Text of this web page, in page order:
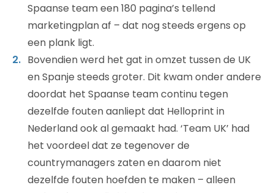
Spaanse team een 180 pagina’s tellend
marketingplan af – dat nog steeds ergens op
een plank ligt.
Bovendien werd het gat in omzet tussen de UK
en Spanje steeds groter. Dit kwam onder andere
doordat het Spaanse team continu tegen
dezelfde fouten aanliept dat Helloprint in
Nederland ook al gemaakt had. ‘Team UK’ had
het voordeel dat ze tegenover de
countrymanagers zaten en daarom niet
dezelfde fouten hoefden te maken – alleen